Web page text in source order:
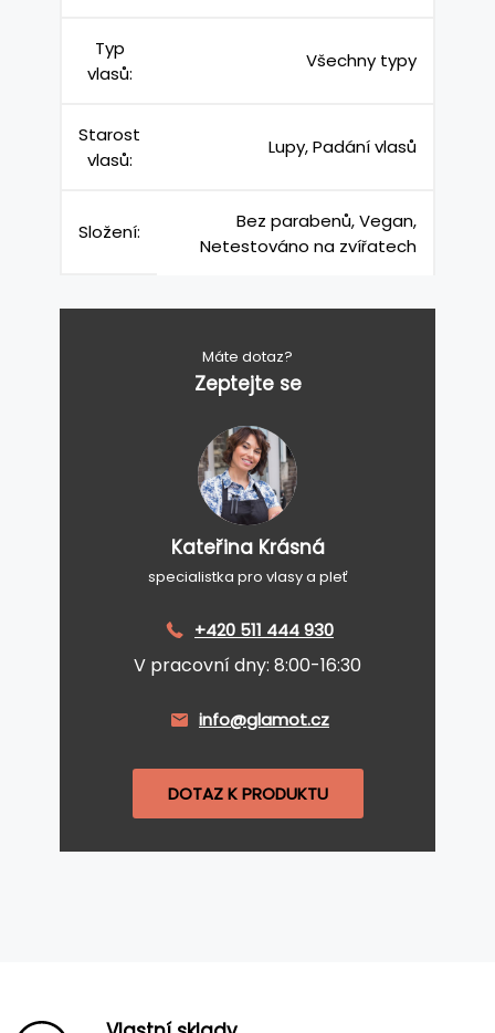
Typ
vlasů:
Všechny typy
Starost
vlasů:
Lupy, Padání vlasů
Složení:
Bez parabenů, Vegan,
Netestováno na zvířatech
Máte dotaz?
Zeptejte se
Kateřina Krásná
specialistka pro vlasy a pleť
+420 511 444 930
V pracovní dny: 8:00-16:30
info@glamot.cz
DOTAZ K PRODUKTU